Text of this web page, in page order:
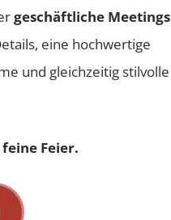
geschäftliche Meetings
eine hochwertige
und gleichzeitig stilvolle
Feier.